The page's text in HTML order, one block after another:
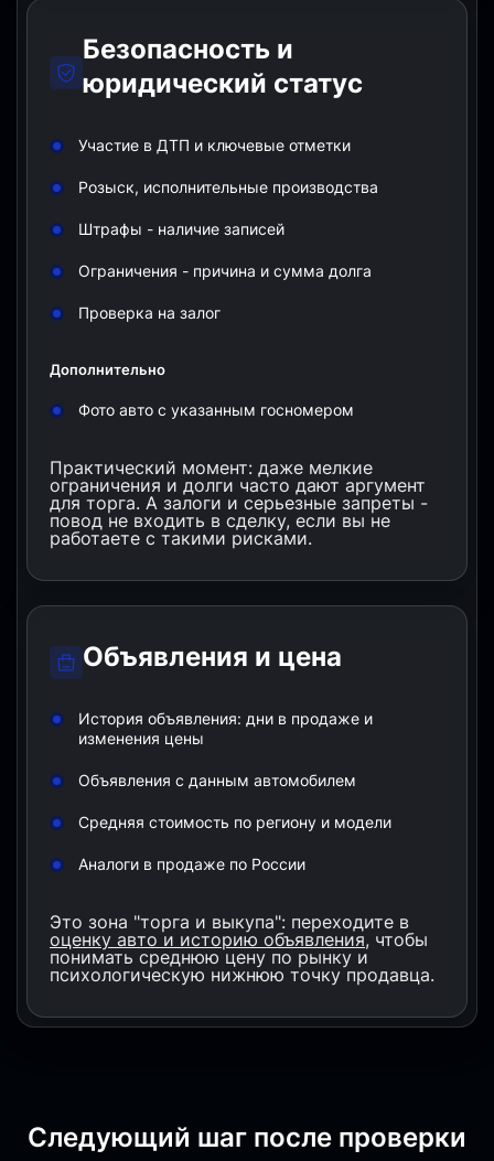
Безопасность и
юридический статус
Участие в ДТП и ключевые отметки
Розыск, исполнительные производства
Штрафы - наличие записей
Ограничения - причина и сумма долга
Проверка на залог
Дополнительно
Фото авто с указанным госномером
Практический момент: даже мелкие
ограничения и долги часто дают аргумент
для торга. А залоги и серьезные запреты -
повод не входить в сделку, если вы не
работаете с такими рисками.
Объявления и цена
История объявления: дни в продаже и
изменения цены
Объявления с данным автомобилем
Средняя стоимость по региону и модели
Аналоги в продаже по России
Это зона "торга и выкупа": переходите в
оценку авто и историю объявления, чтобы
понимать среднюю цену по рынку и
психологическую нижнюю точку продавца.
Следующий шаг после проверки